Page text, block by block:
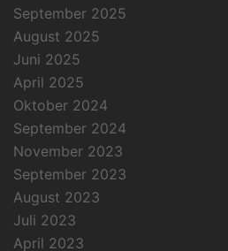
September 2025
August 2025
Juni 2025
April 2025
Oktober 2024
September 2024
November 2023
September 2023
August 2023
Juli 2023
April 2023